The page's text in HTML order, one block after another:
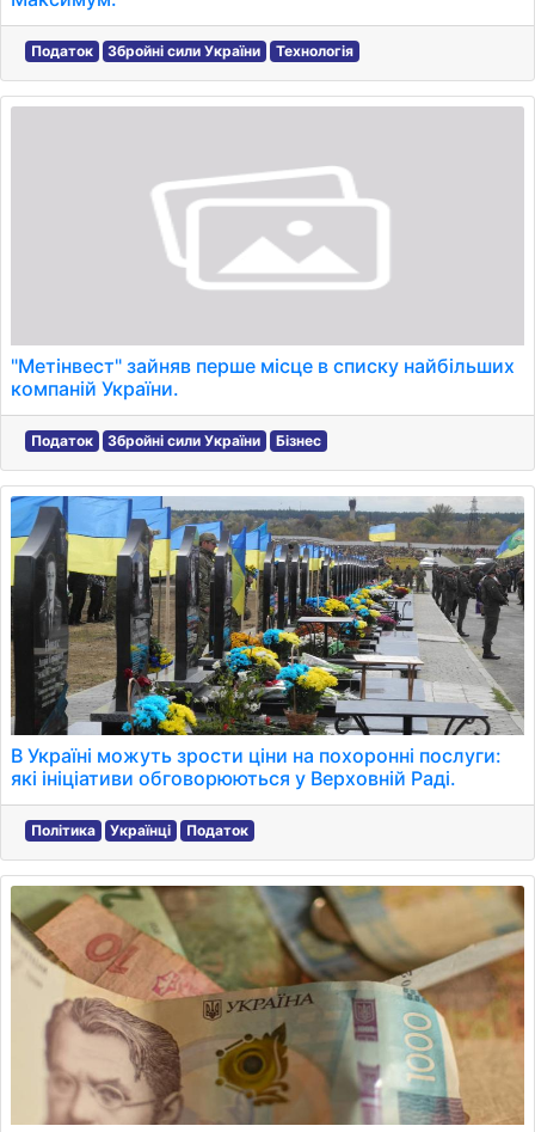
Податок Збройні сили України Технологія
"Метінвест" зайняв перше місце в списку найбільших
компаній України.
Податок Збройні сили України Бізнес
В Україні можуть зрости ціни на похоронні послуги:
які ініціативи обговорюються у Верховній Раді.
Політика Українці Податок